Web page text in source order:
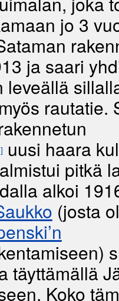
jo 3
ja saari
leveällä
rautatie.
uusi haara
pitkä
alkoi
(josta
täyttämällä
Koko